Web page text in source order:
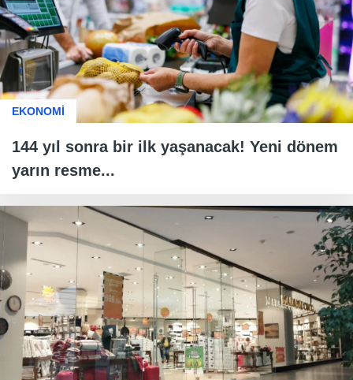
EKONOMİ
144 yıl sonra bir ilk yaşanacak! Yeni dönem
yarın resme...